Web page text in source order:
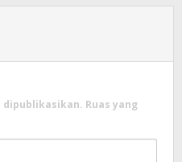
dipublikasikan. Ruas yang